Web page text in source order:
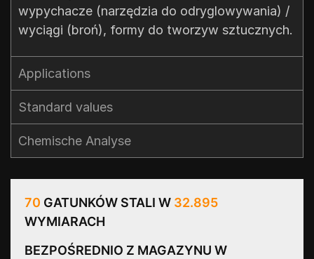
wypychacze (narzędzia do odryglowywania) /
wyciągi (broń), formy do tworzyw sztucznych.
Applications
Standard values​
Chemische Analyse
70 GATUNKÓW STALI W 32.895
WYMIARACH
BEZPOŚREDNIO Z MAGAZYNU W